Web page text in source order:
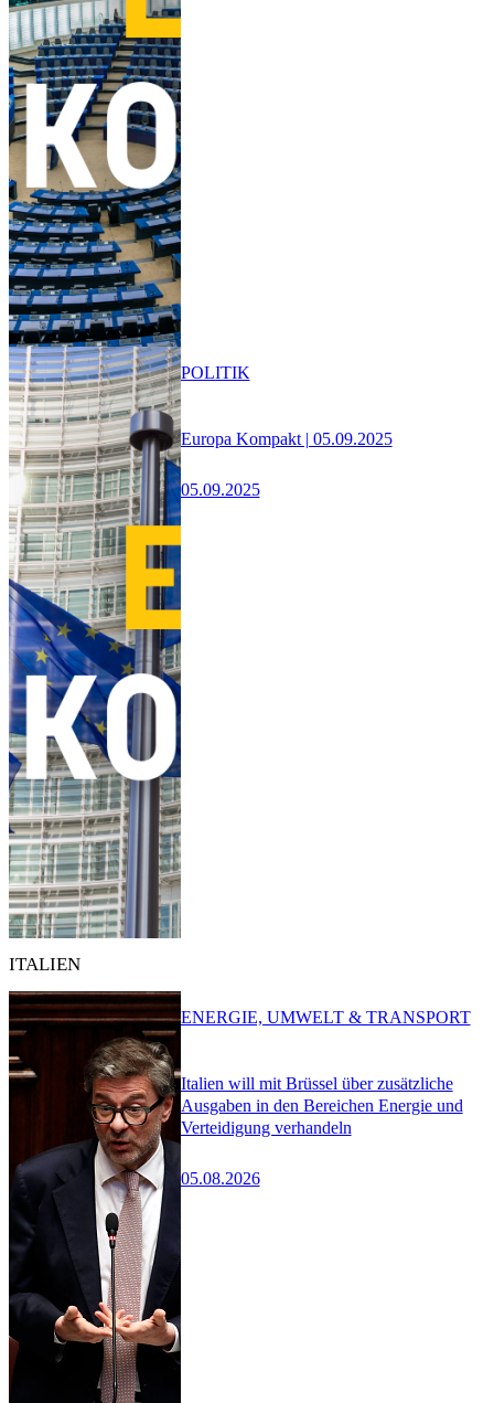
Europa Kompakt | 05.09.2025
05.09.2025
POLITIK
ITALIEN
Italien will mit Brüssel über zusätzliche
Ausgaben in den Bereichen Energie und
Verteidigung verhandeln
05.08.2026
ENERGIE, UMWELT & TRANSPORT